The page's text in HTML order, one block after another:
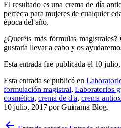
El resultado es una crema de día
perfecta para mujeres de cualquier
época del año.
¿Queréis más fórmulas
gustaría llevar a cabo y os
Esta entrada fue publicada el 10
Esta entrada se publicó en
formulación magistral, Laboratorios
cosmética, crema de día, crema
10 julio, 2017 por Guinama Blog.
arrow_back